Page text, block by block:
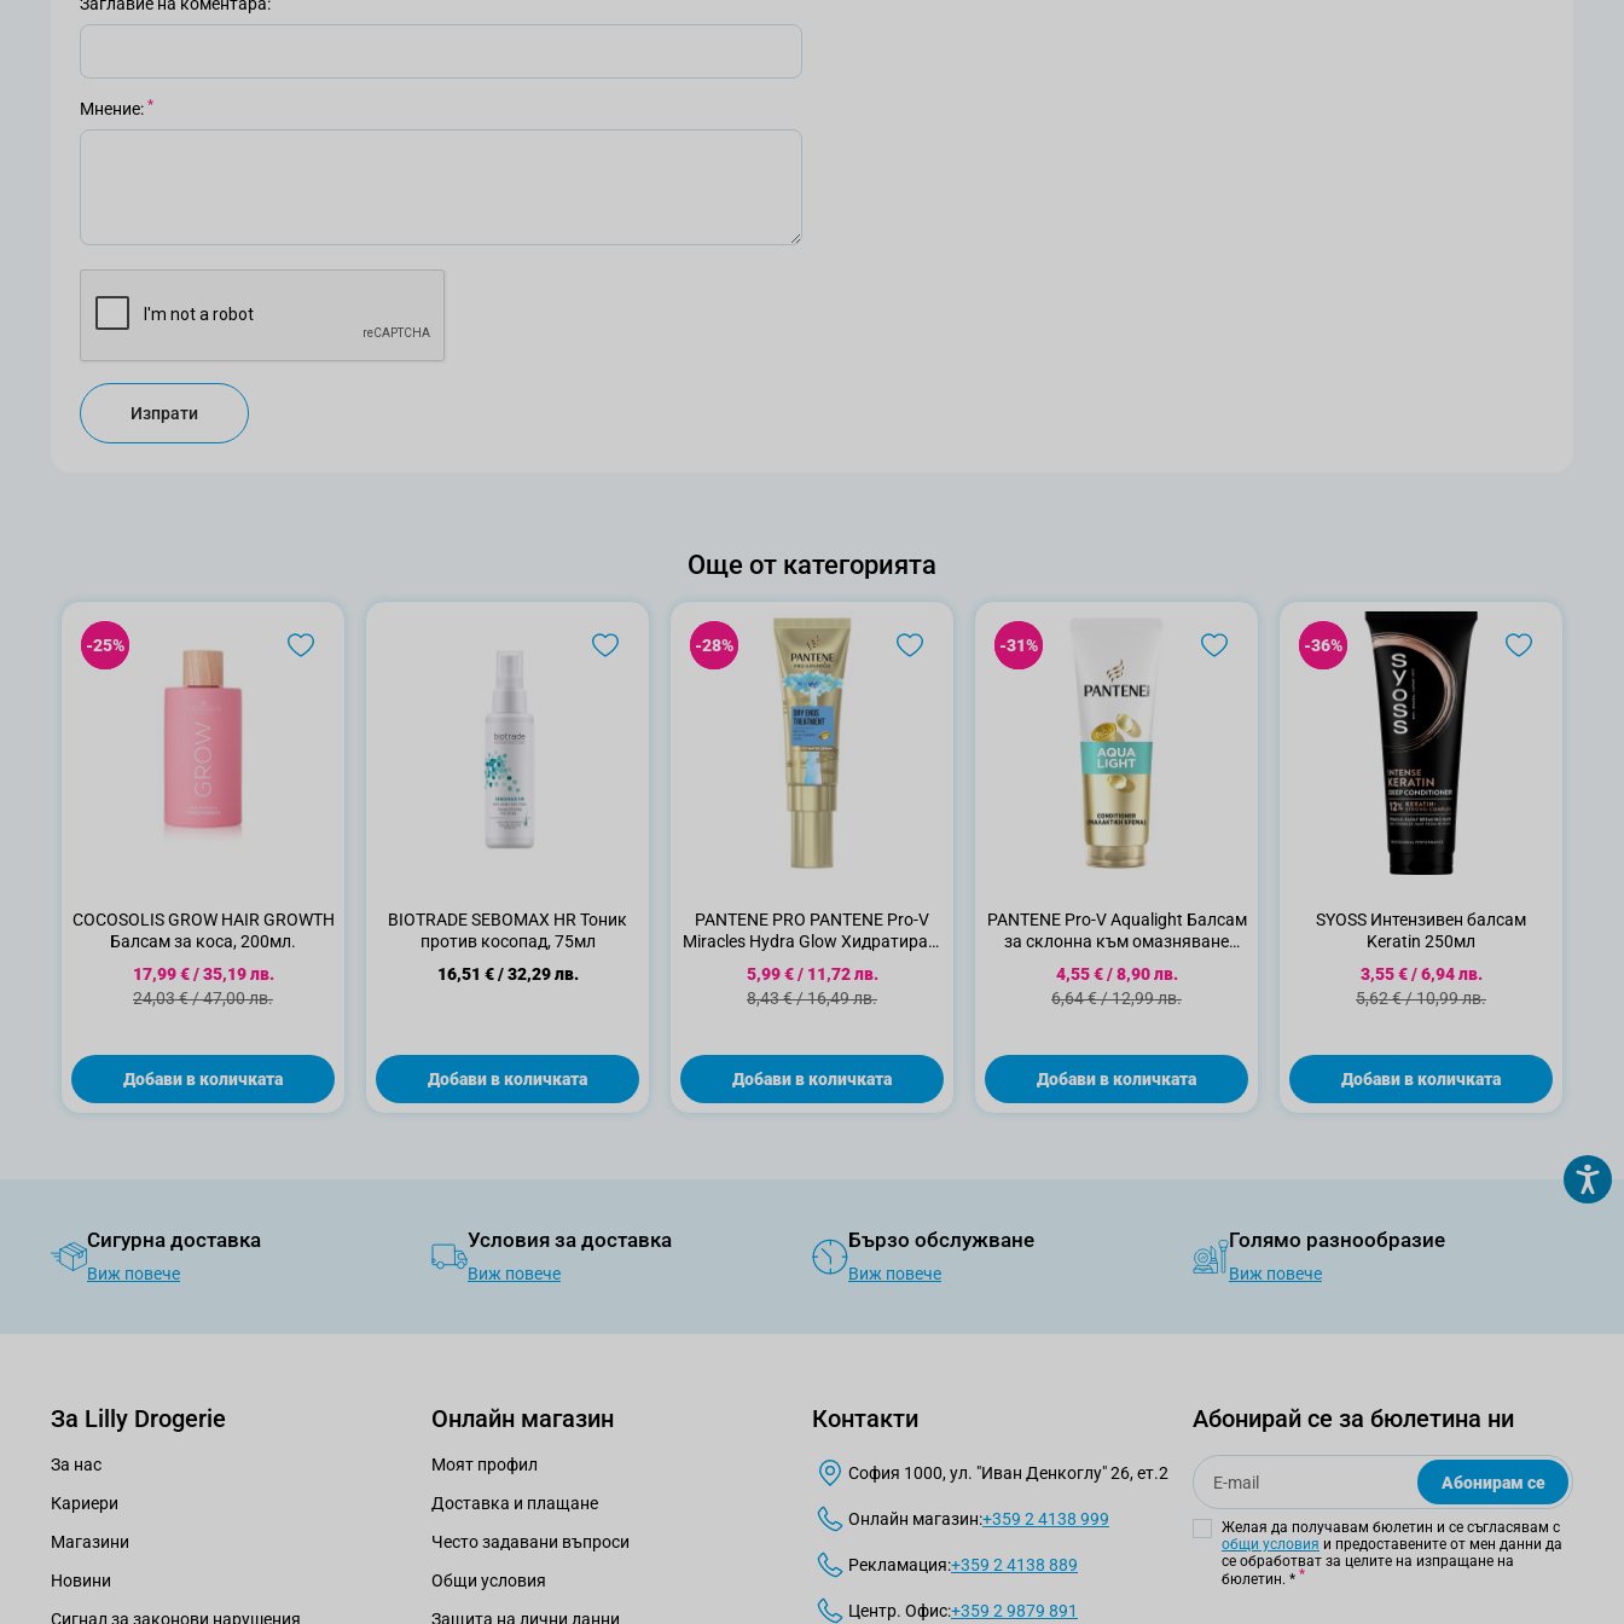
Мнение
Изпрати
Още от категорията
-25%
-25%
COCOSOLIS GROW HAIR GROWTH
Балсам за коса, 200мл.
Специална цена
17,99 €/35,19 лв.
Стандартна цена
24,03 €/47,00 лв.
Добави в количката
BIOTRADE SEBOMAX HR Тоник
против косопад, 75мл
16,51 €/32,29 лв.
Добави в количката
-28%
-28%
PANTENE PRO PANTENE Pro-V
Miracles Hydra Glow Хидратиращ
изплакване, 70 мл
Специална цена
5,99 €/ 11,72 лв.
Стандартна цена
8,43 €/16,49 лв.
Добави в количката
-31%
-31%
PANTENE Pro-V Aqualight Балсам
за склонна към омазняване
Специална цена
4,55 €/8,90 лв.
Стандартна цена
6,64 €/12,99 лв.
Добави в количката
-36%
-36%
SYOSS Интензивен балсам
Keratin 250мл
Специална цена
3,55 €/6,94 лв.
Стандартна цена
5,62 €/10,99 лв.
Добави в количката
Сигурна доставка
Виж повече
Условия за доставка
Виж повече
Бързо обслужване
Виж повече
Голямо разнообразие
Виж повече
За Lilly Drogerie
За нас
Кариери
Магазини
Новини
Сигнал за законови нарушения
Онлайн магазин
Моят профил
Доставка и плащане
Често задавани въпроси
Общи условия
Защита на лични данни
Контакти
София 1000, ул. "Иван Денкоглу" 26, ет.2
Онлайн магазин:+359 2 4138 999
Рекламация:+359 2 4138 889
Центр. Офис:+359 2 9879 891
Абонирай се за бюлетина ни
Email
Абонирам се
Желая да получавам бюлетин и се съгласявам с
общи условия и предоставените от мен данни да
се обработват за целите на изпращане на
бюлетин. *